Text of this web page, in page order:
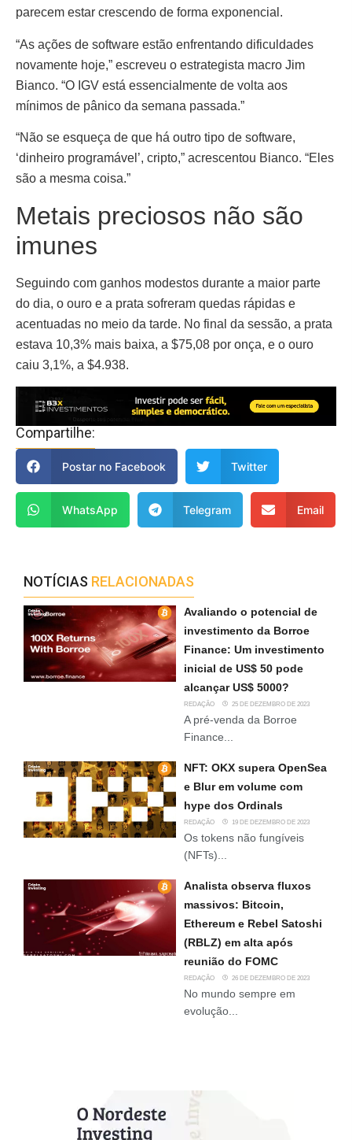
parecem estar crescendo de forma exponencial.
“As ações de software estão enfrentando dificuldades
novamente hoje,” escreveu o estrategista macro Jim
Bianco. “O IGV está essencialmente de volta aos
mínimos de pânico da semana passada.”
“Não se esqueça de que há outro tipo de software,
‘dinheiro programável’, cripto,” acrescentou Bianco. “Eles
são a mesma coisa.”
Metais preciosos não são
imunes
Seguindo com ganhos modestos durante a maior parte
do dia, o ouro e a prata sofreram quedas rápidas e
acentuadas no meio da tarde. No final da sessão, a prata
estava 10,3% mais baixa, a $75,08 por onça, e o ouro
caiu 3,1%, a $4.938.
Compartilhe:
Postar no Facebook Twitter
WhatsApp Telegram Email
NOTÍCIAS RELACIONADAS
Avaliando o potencial de
investimento da Borroe
Finance: Um investimento
inicial de US$ 50 pode
alcançar US$ 5000?
REDAÇÃO 25 DE DEZEMBRO DE 2023
A pré-venda da Borroe
Finance...
NFT: OKX supera OpenSea
e Blur em volume com
hype dos Ordinals
REDAÇÃO 19 DE DEZEMBRO DE 2023
Os tokens não fungíveis
(NFTs)...
Analista observa fluxos
massivos: Bitcoin,
Ethereum e Rebel Satoshi
(RBLZ) em alta após
reunião do FOMC
REDAÇÃO 26 DE DEZEMBRO DE 2023
No mundo sempre em
evolução...